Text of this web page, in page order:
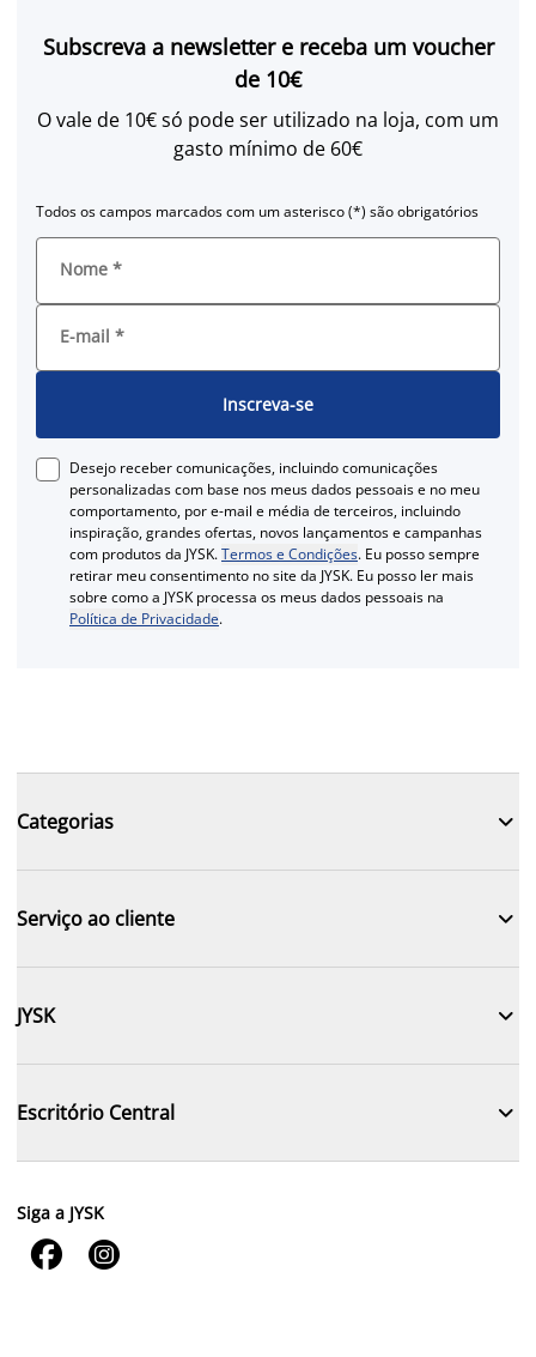
Subscreva a newsletter e receba um voucher
de 10€
O vale de 10€ só pode ser utilizado na loja, com um
gasto mínimo de 60€
Todos os campos marcados com um asterisco (*) são obrigatórios
Nome *
E-mail *
Inscreva-se
Desejo receber comunicações, incluindo comunicações
personalizadas com base nos meus dados pessoais e no meu
comportamento, por e-mail e média de terceiros, incluindo
inspiração, grandes ofertas, novos lançamentos e campanhas
com produtos da JYSK.Termos e Condições. Eu posso sempre
retirar meu consentimento no site da JYSK. Eu posso ler mais
sobre como a JYSK processa os meus dados pessoais na
Política de Privacidade.
Categorias 
Serviço ao cliente 
JYSK 
Escritório Central 
Siga a JYSK
 